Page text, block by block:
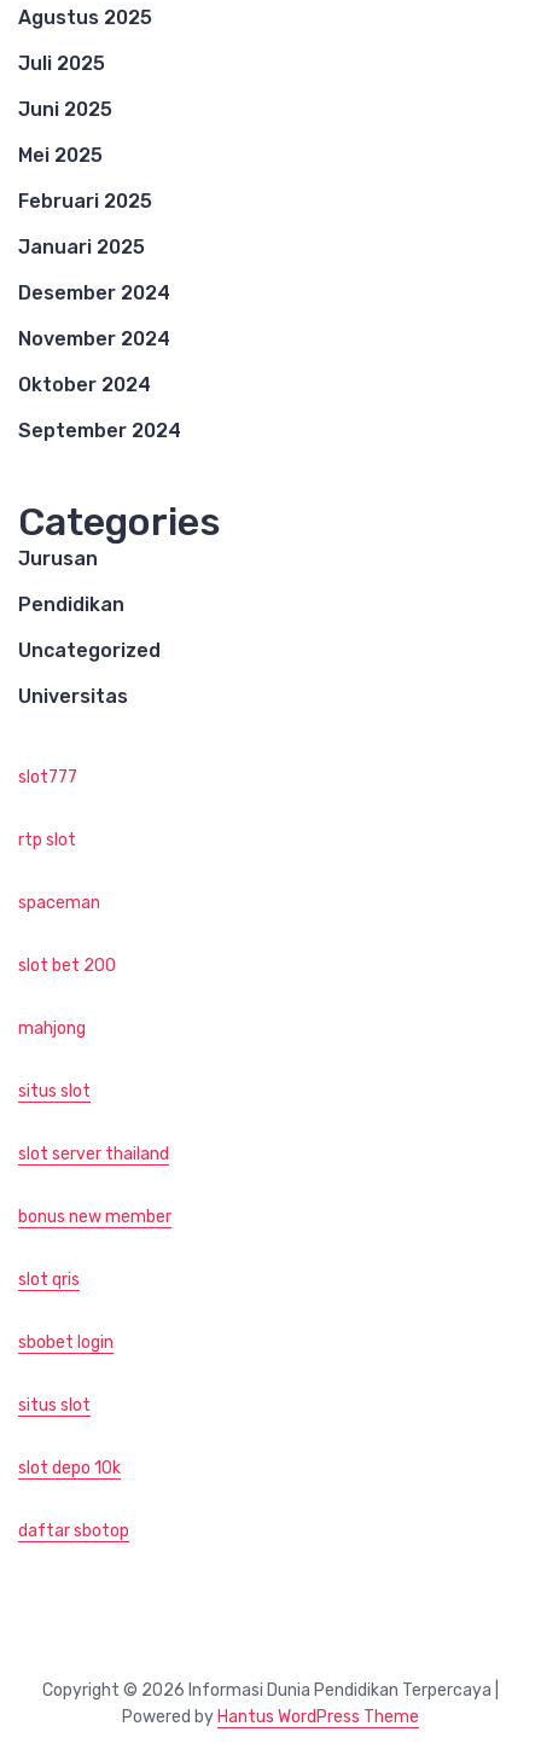
Agustus 2025
Juli 2025
Juni 2025
Mei 2025
Februari 2025
Januari 2025
Desember 2024
November 2024
Oktober 2024
September 2024
Categories
Jurusan
Pendidikan
Uncategorized
Universitas
slot777
rtp slot
spaceman
slot bet 200
mahjong
situs slot
slot server thailand
bonus new member
slot qris
sbobet login
situs slot
slot depo 10k
daftar sbotop
Copyright © 2026 Informasi Dunia Pendidikan Terpercaya |
Powered by Hantus WordPress Theme